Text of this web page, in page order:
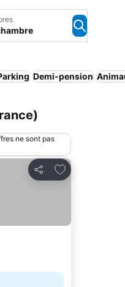
Demi-pension
ne sont pas
Partager
Ajouter à mes